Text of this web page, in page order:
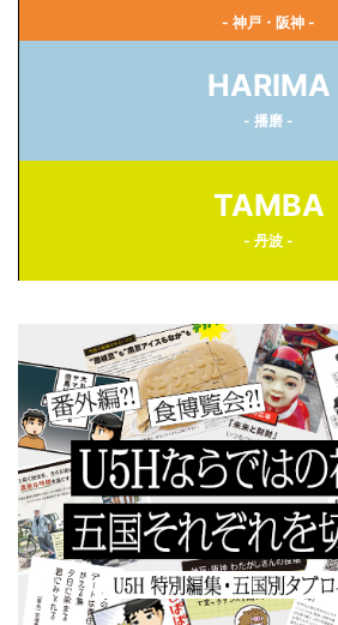
- 神戸・阪神 -
HARIMA
- 播磨 -
TAMBA
- 丹波 -